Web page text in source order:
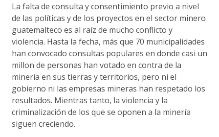
La falta de consulta y consentimiento previo a nivel
de las políticas y de los proyectos en el sector minero
guatemalteco es al raíz de mucho conflicto y
violencia. Hasta la fecha, más que 70 municipalidades
han convocado consultas populares en donde casi un
millon de personas han votado en contra de la
minería en sus tierras y territorios, pero ni el
gobierno ni las empresas mineras han respetado los
resultados. Mientras tanto, la violencia y la
criminalización de los que se oponen a la minería
siguen creciendo.